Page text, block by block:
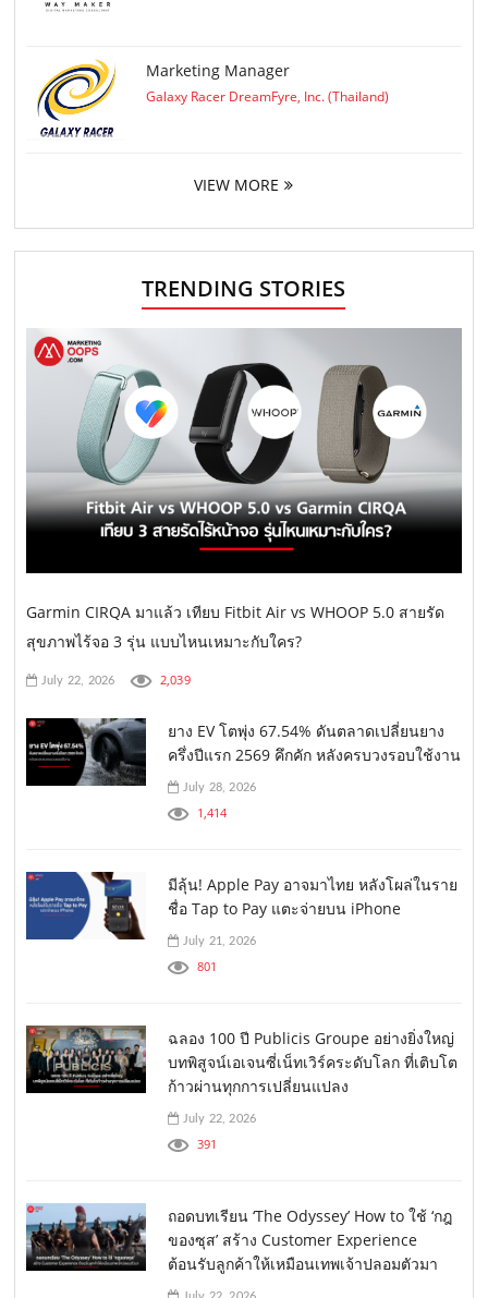
Marketing Manager
Galaxy Racer DreamFyre, Inc. (Thailand)
VIEW MORE
TRENDING STORIES
Garmin CIRQA มาแล้ว เทียบ Fitbit Air vs WHOOP 5.0 สายรัด
สุขภาพไร้จอ 3 รุ่น แบบไหนเหมาะกับใคร?
July 22, 2026 2,039
ยาง EV โตพุ่ง 67.54% ดันตลาดเปลี่ยนยาง
ครึ่งปีแรก 2569 คึกคัก หลังครบวงรอบใช้งาน
July 28, 2026
1,414
มีลุ้น! Apple Pay อาจมาไทย หลังโผล่ในราย
ชื่อ Tap to Pay แตะจ่ายบน iPhone
July 21, 2026
801
ฉลอง 100 ปี Publicis Groupe อย่างยิ่งใหญ่
บทพิสูจน์เอเจนซี่เน็ทเวิร์คระดับโลก ที่เติบโต
ก้าวผ่านทุกการเปลี่ยนแปลง
July 22, 2026
391
ถอดบทเรียน ‘The Odyssey’ How to ใช้ ‘กฎ
ของซุส’ สร้าง Customer Experience
ต้อนรับลูกค้าให้เหมือนเทพเจ้าปลอมตัวมา